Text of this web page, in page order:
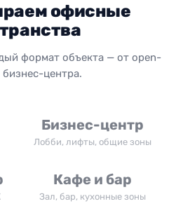
офисные
формат объекта — от open-
центра.
Бизнес-центр
Лобби, лифты, общие зоны
Кафе и бар
Зал, бар, кухонные зоны